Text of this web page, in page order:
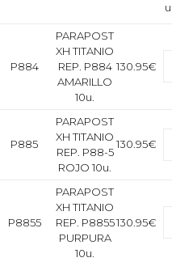
P884
PARAPOST
XH TITANIO
REP. P884
AMARILLO
10u.
130.95€
P885
PARAPOST
XH TITANIO
REP. P88-5
ROJO 10u.
130.95€
P8855
PARAPOST
XH TITANIO
REP. P8855
PURPURA
10u.
130.95€